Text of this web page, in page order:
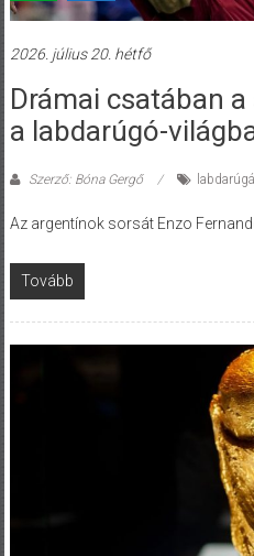
2026. július 20. hétfő
Drámai csatában
a labdarúgó-
Szerző: Bóna Gergő
Az argentínok sorsát Enzo
Tovább